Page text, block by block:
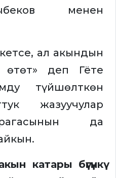
менен
ал акындын
өтөт» деп Гёте
түйшөлткөн
жазуучулар
да
катары бүгүнкү